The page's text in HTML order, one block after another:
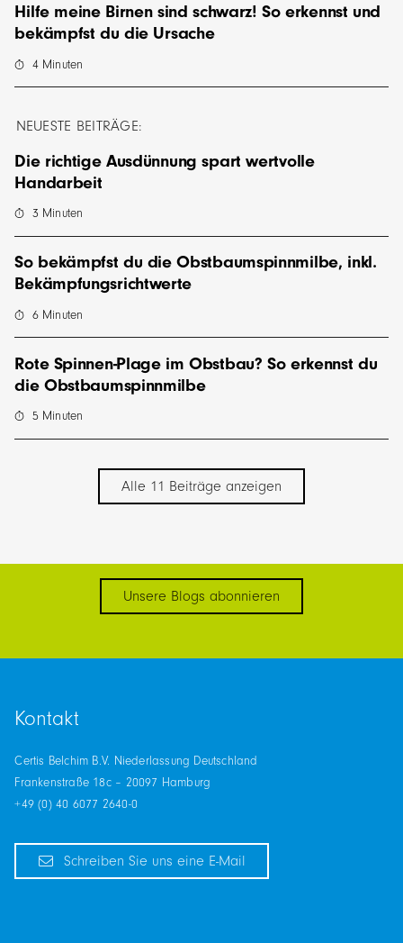
Hilfe meine Birnen sind schwarz! So erkennst und
bekämpfst du die Ursache
4 Minuten
NEUESTE BEITRÄGE:
Die richtige Ausdünnung spart wertvolle
Handarbeit
3 Minuten
So bekämpfst du die Obstbaumspinnmilbe, inkl.
Bekämpfungsrichtwerte
6 Minuten
Rote Spinnen-Plage im Obstbau? So erkennst du
die Obstbaumspinnmilbe
5 Minuten
Alle 11 Beiträge anzeigen
Unsere Blogs abonnieren
Kontakt
Certis Belchim B.V. Niederlassung Deutschland
Frankenstraße 18c – 20097 Hamburg
+49 (0) 40 6077 2640-0
Schreiben Sie uns eine E-Mail